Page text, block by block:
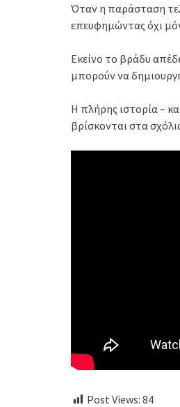
Όταν η παράσταση
επευφημώντας όχι
Εκείνο το βράδυ
μπορούν να
Η πλήρης ιστορία –
βρίσκονται στα
Post Views: 84